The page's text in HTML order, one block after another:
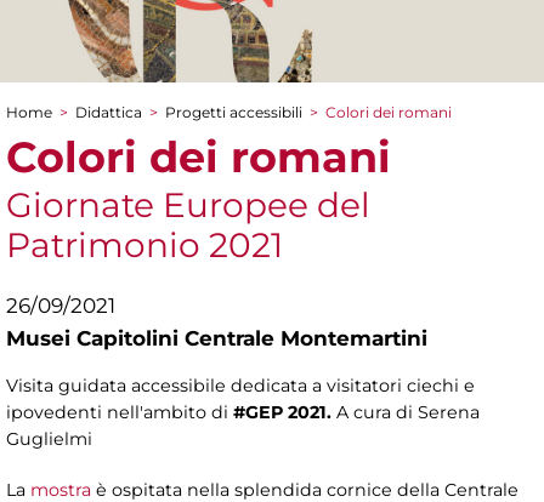
Tu sei qui
Home > Didattica > Progetti accessibili > Colori dei romani
Colori dei romani
Giornate Europee del
Patrimonio 2021
26/09/2021
Musei Capitolini Centrale Montemartini
Visita guidata accessibile dedicata a visitatori ciechi e
ipovedenti nell'ambito di #GEP 2021. A cura di Serena
Guglielmi
La mostra è ospitata nella splendida cornice della Centrale